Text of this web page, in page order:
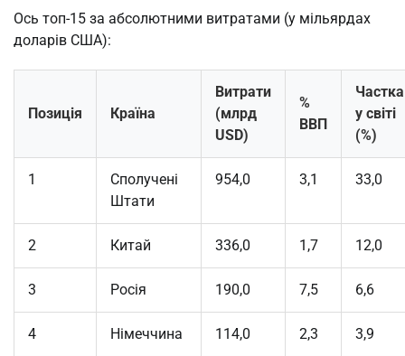
Ось топ-15 за абсолютними витратами (у мільярдах
доларів США):
Позиція Країна
Витрати
(млрд
USD)
%
ВВП
Частка
у світі
(%)
1
Сполучені
Штати
954,0 3,1 33,0
2 Китай 336,0 1,7 12,0
3 Росія 190,0 7,5 6,6
4 Німеччина 114,0 2,3 3,9